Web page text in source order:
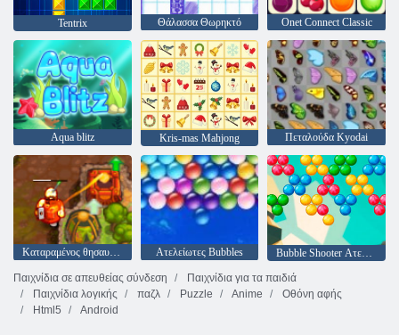
Tentrix Θάλασσα Θωρηκτό Onet Connect Classic
Aqua blitz Kris-mas Mahjong Πεταλούδα Kyodai
Ατελείωτες Bubbles
Bubble Shooter Ατελείωτες
Παιχνίδια σε απευθείας σύνδεση
Παιχνίδια για τα παιδιά
Παιχνίδια λογικής
παζλ Puzzle Anime
Οθόνη αφής
Html5
Android